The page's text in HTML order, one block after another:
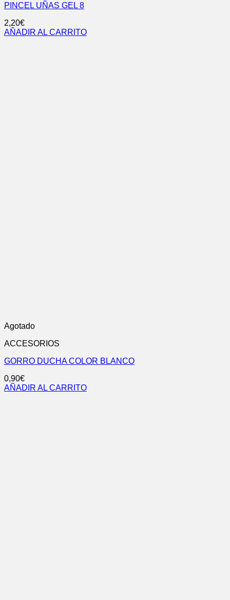
PINCEL UÑAS GEL 8
2,20€
AÑADIR AL CARRITO
Agotado
ACCESORIOS
GORRO DUCHA COLOR BLANCO
0,90€
AÑADIR AL CARRITO